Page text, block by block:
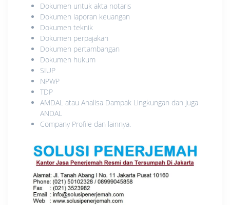
Dokumen untuk akta notaris
Dokumen laporan keuangan
Dokumen teknik
Dokumen perpajakan
Dokumen pertambangan
Dokumen hukum
SIUP
NPWP
TDP
AMDAL atau Analisa Dampak Lingkungan dan juga
ANDAL
Company Profile dan lainnya.